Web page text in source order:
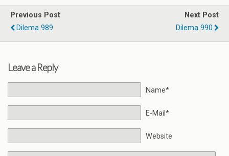
Previous Post
Dilema 989
Next Post
Dilema 990
Leave a Reply
Name*
E-Mail*
Website